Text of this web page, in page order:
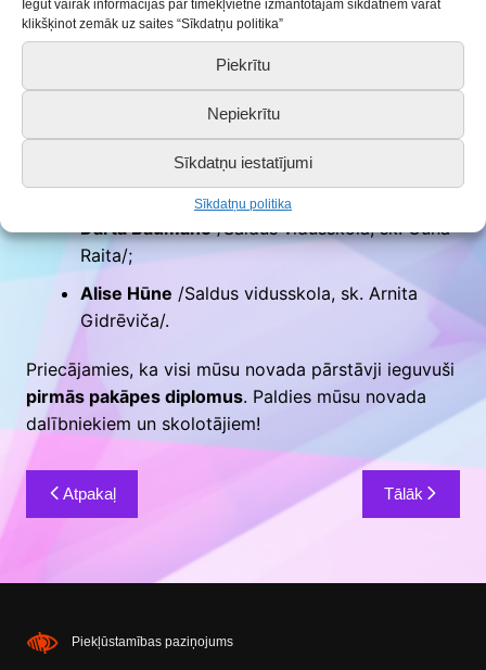
Iegūt vairāk informācijas par tīmekļvietnē izmantotajām sīkdatnēm varat
klikšķinot zemāk uz saites “Sīkdatņu politika”
Piekrītu
Nepiekrītu
Sīkdatņu iestatījumi
Sīkdatņu politika
Ketija Čunka/Saldus pamatskola, sk. Anita
Elza Ozola/Ezeres pamatskola, sk. Ruta
Lāsma Liepa/Druvas vidusskola, sk. Līga
Kaļišuka/;
Dārta Baumane/Saldus vidusskola, sk. Guna
Raita/;
Alise Hūne /Saldus vidusskola, sk. Arnita
Gidrēviča/.
Priecājamies, ka visi mūsu novada pārstāvji ieguvuši
pirmās pakāpes diplomus. Paldies mūsu novada
dalībniekiem un skolotājiem!
Ziņu
izvēlne
Atpakaļ Tālāk
Piekļūstamības paziņojums